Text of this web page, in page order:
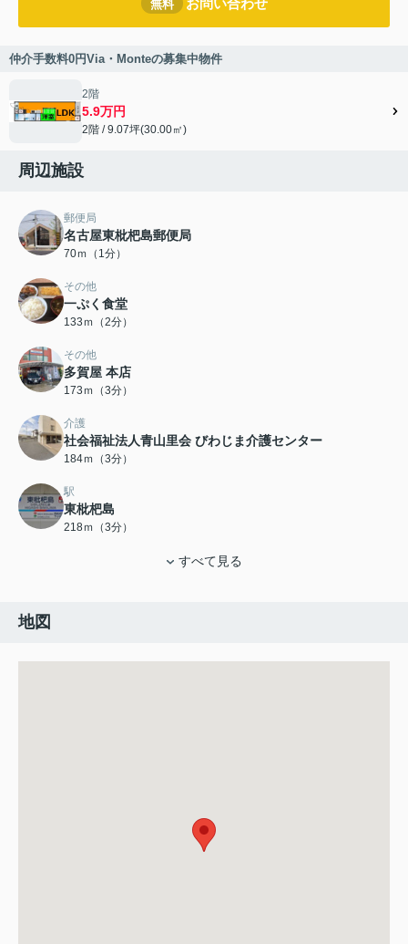
無料
仲介手数料0円Via・Monteの募集中物件
2階
5.9万円
2階 / 9.07坪(30.00㎡)
周辺施設
郵便局
名古屋東枇杷島郵便局
70ｍ（1分）
その他
一ぷく食堂
133ｍ（2分）
その他
多賀屋 本店
173ｍ（3分）
介護
社会福祉法人青山里会 びわじま介護センター
184ｍ（3分）
駅
東枇杷島
218ｍ（3分）
すべて見る
地図